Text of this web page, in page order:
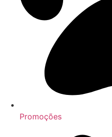
Promoções